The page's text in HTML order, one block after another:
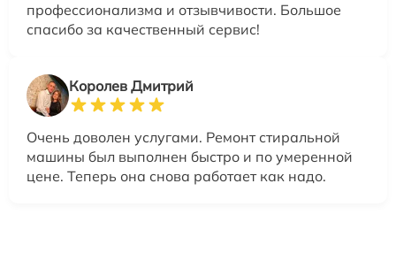
профессионализма и отзывчивости. Большое
спасибо за качественный сервис!
Королев Дмитрий
Очень доволен услугами. Ремонт стиральной
машины был выполнен быстро и по умеренной
цене. Теперь она снова работает как надо.